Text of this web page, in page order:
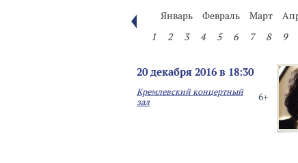
Январь
Февраль Март
1
2 3 4 5 6 7 8 9
20 декабря 2016 в 18:30
6+
Кремлевский концертный
зал